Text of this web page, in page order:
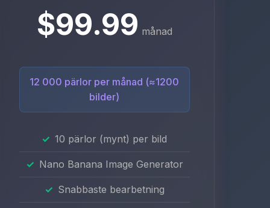
$99.99 månad
12 000 pärlor per månad (≈1200
bilder)
10 pärlor (mynt) per bild
Nano Banana Image Generator
Snabbaste bearbetning